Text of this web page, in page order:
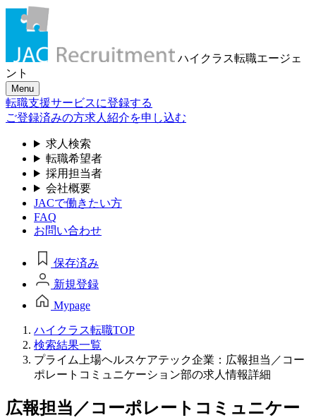
ハイクラス転職エージェ
ント
Menu
転職支援サービスに登録する
ご登録済みの方求人紹介を申し込む
求人検索
転職希望者
採用担当者
会社概要
JACで働きたい方
FAQ
お問い合わせ
保存済み
新規登録
Mypage
ハイクラス転職TOP
検索結果一覧
プライム上場ヘルスケアテック企業：広報担当／コー
ポレートコミュニケーション部の求人情報詳細
広報担当／コーポレートコミュニケー